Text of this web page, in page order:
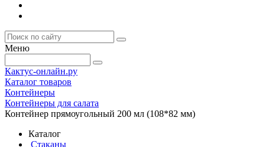
Меню
Кактус-онлайн.ру
Каталог товаров
Контейнеры
Контейнеры для салата
Контейнер прямоугольный 200 мл (108*82 мм)
Каталог
Стаканы